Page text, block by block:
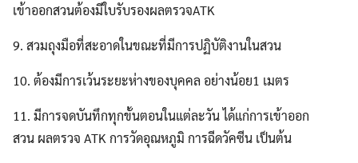
เข้าออกสวนต้องมีใบรับรองผลตรวจATK
9. สวมถุงมือที่สะอาดในขณะที่มีการปฏิบัติงานในสวน
10. ต้องมีการเว้นระยะห่างของบุคคล อย่างน้อย1 เมตร
11. มีการจดบันทึกทุกขั้นตอนในแต่ละวัน ได้แก่การเข้าออก
สวน ผลตรวจ ATK การวัดอุณหภูมิ การฉีดวัคซีน เป็นต้น